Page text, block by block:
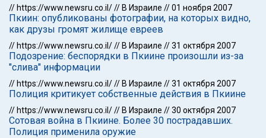
// https://www.newsru.co.il/// В Израиле //01 ноября 2007
Пкиин: опубликованы фотографии, на которых видно,
как друзы громят жилище евреев
// https://www.newsru.co.il/// В Израиле //31 октября 2007
Подозрение: беспорядки в Пкиине произошли из-за
"слива" информации
// https://www.newsru.co.il/// В Израиле //31 октября 2007
Полиция критикует собственные действия в Пкиине
// https://www.newsru.co.il/// В Израиле //30 октября 2007
Сотовая война в Пкиине. Более 30 пострадавших.
Полиция применила оружие